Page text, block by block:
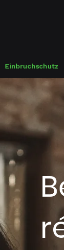
Einbruchschutz